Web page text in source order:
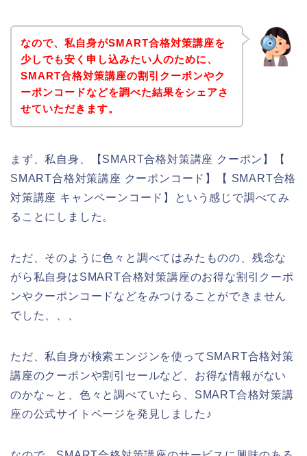
なので、私自身がSMART合格対策講座を
少しでも安く申し込みたい人のために、
SMART合格対策講座の割引クーポンやク
ーポンコードなどを調べた結果をシェアさ
せていただきます。
まず、私自身、【SMART合格対策講座 クーポン】【
SMART合格対策講座 クーポンコード】【 SMART合格
対策講座 キャンペーンコード】という感じで調べてみ
ることにしました。
ただ、そのように色々と調べてはみたものの、残念な
がら私自身はSMART合格対策講座のお得な割引クーポ
ンやクーポンコードなどをみつけることができません
でした、、、
ただ、私自身が検索エンジンを使ってSMART合格対策
講座のクーポンや割引セールなど、お得な情報がない
のかな～と、色々と調べていたら、SMART合格対策講
座の公式サイトページを発見しました♪